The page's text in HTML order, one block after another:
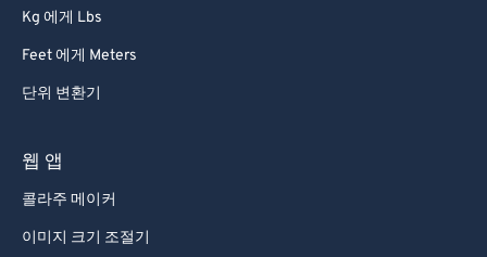
Kg 에게 Lbs
Feet 에게 Meters
단위 변환기
웹 앱
콜라주 메이커
이미지 크기 조절기